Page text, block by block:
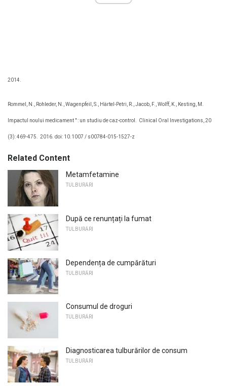
2014.
Rommel, N., Rohleder, N., Wagenpfeil, S., Härtel-Petri, R., Jacob, F., Wolff, K., Kesting, M.
Impactul noului medicament " : un studiu de caz-control. Clinical Oral Investigations, 20
(3): 469-475. 2016. doi: 10.1007 / s00784-015-1527-z
Related Content
Metamfetamine
TULBURĂRI
După ce renunțați la fumat
TULBURĂRI
Dependența de cumpărături
TULBURĂRI
Consumul de droguri
TULBURĂRI
Diagnosticarea tulburărilor de consum
TULBURĂRI